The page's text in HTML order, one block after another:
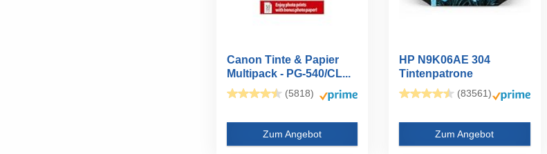
Canon Tinte & Papier
Multipack - PG-540/CL...
(5818)
Zum Angebot
HP N9K06AE 304
Tintenpatrone
Druckerpatrone...
(83561)
Zum Angebot